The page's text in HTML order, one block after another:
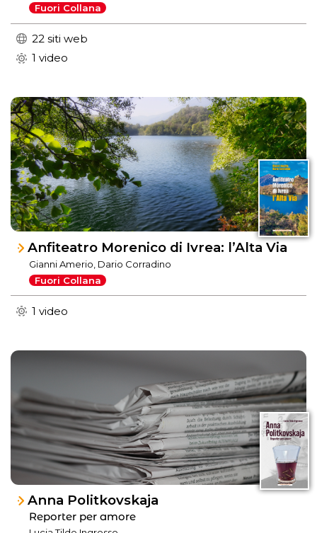
Fuori Collana
22 siti web
1 video
Anfiteatro Morenico di Ivrea: l’Alta Via
Gianni Amerio, Dario Corradino
Fuori Collana
1 video
Anna Politkovskaja
Reporter per amore